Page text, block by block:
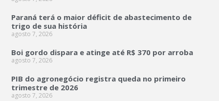
Paraná terá o maior déficit de abastecimento de
trigo de sua história
agosto 7, 2026
Boi gordo dispara e atinge até R$ 370 por arroba
agosto 7, 2026
PIB do agronegócio registra queda no primeiro
trimestre de 2026
agosto 7, 2026